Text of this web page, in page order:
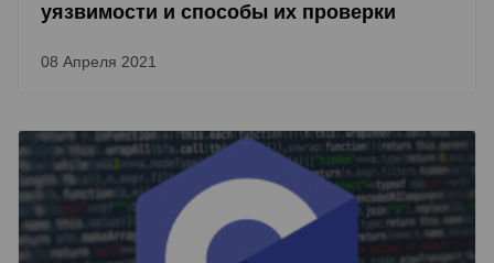
уязвимости и способы их проверки
08 Апреля 2021